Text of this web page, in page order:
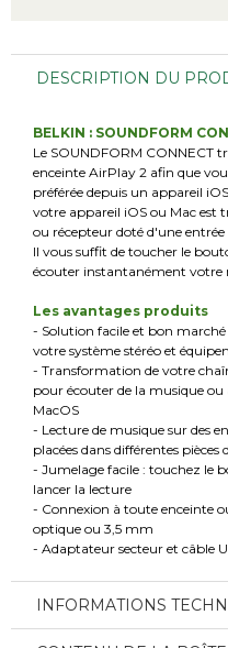
DESCRIPTION DU
BELKIN : SOUNDFORM
Le SOUNDFORM CONNECT
enceinte AirPlay 2 afin que
préférée depuis un appareil
votre appareil iOS ou Mac est
ou récepteur doté d'une
Il vous suffit de toucher le
écouter instantanément votre
Les avantages produits
- Solution facile et bon
votre système stéréo et
- Transformation de votre
pour écouter de la musique
MacOS
- Lecture de musique sur des
placées dans différentes pièces
- Jumelage facile : touchez le
lancer la lecture
- Connexion à toute enceinte
optique ou 3,5 mm
- Adaptateur secteur et câble
INFORMATIONS